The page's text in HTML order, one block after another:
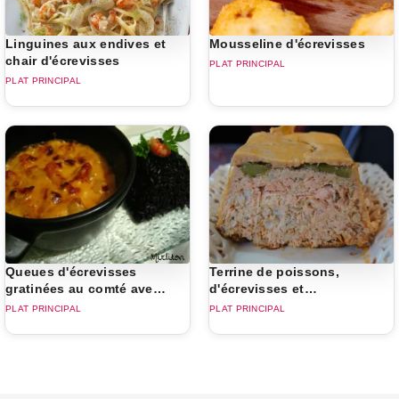
Linguines aux endives et
chair d'écrevisses
PLAT PRINCIPAL
Mousseline d'écrevisses
PLAT PRINCIPAL
Queues d'écrevisses
gratinées au comté avec
lentilles
PLAT PRINCIPAL
Terrine de poissons,
d'écrevisses et
d'asperges vertes à la
PLAT PRINCIPAL